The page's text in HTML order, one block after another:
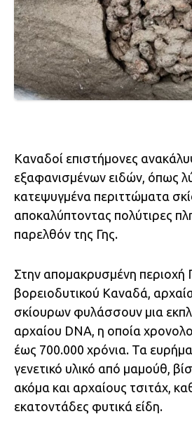
Καναδοί επιστήμονες
εξαφανισμένων ειδών, όπως
κατεψυγμένα περιττώματα
αποκαλύπτοντας πολύτιρες
παρελθόν της Γης.
Στην απομακρυσμένη περιοχή
βορειοδυτικού Καναδά,
σκίουρων φυλάσσουν μια
αρχαίου DNA, η οποία
έως 700.000 χρόνια. Τα
γενετικό υλικό από μαμούθ,
ακόμα και αρχαίους τσιτάχ,
εκατοντάδες φυτικά είδη.